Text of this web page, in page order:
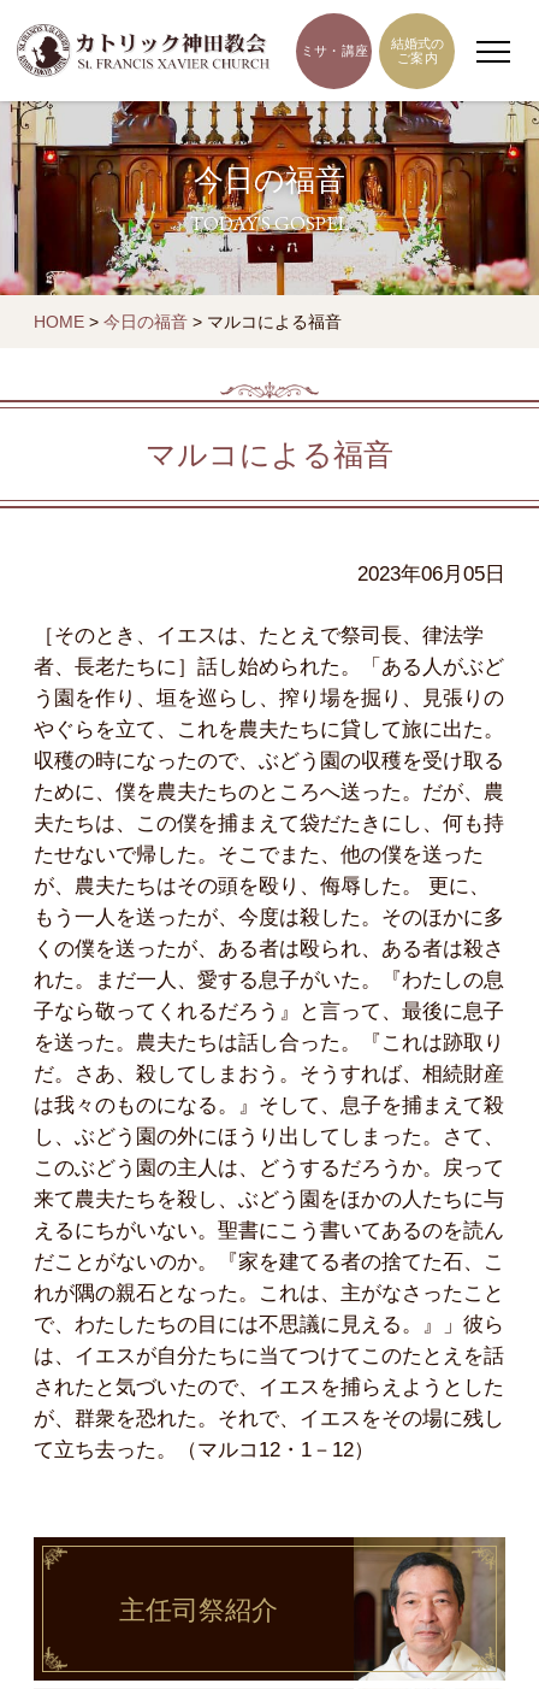
ミサ・講座
結婚式の
ご案内
今日の福音
TODAY'S GOSPEL
HOME > 今日の福音 > マルコによる福音
マルコによる福音
2023年06月05日
［そのとき、イエスは、たとえで祭司長、律法学
者、長老たちに］話し始められた。「ある人がぶど
う園を作り、垣を巡らし、搾り場を掘り、見張りの
やぐらを立て、これを農夫たちに貸して旅に出た。
収穫の時になったので、ぶどう園の収穫を受け取る
ために、僕を農夫たちのところへ送った。だが、農
夫たちは、この僕を捕まえて袋だたきにし、何も持
たせないで帰した。そこでまた、他の僕を送った
が、農夫たちはその頭を殴り、侮辱した。 更に、
もう一人を送ったが、今度は殺した。そのほかに多
くの僕を送ったが、ある者は殴られ、ある者は殺さ
れた。まだ一人、愛する息子がいた。『わたしの息
子なら敬ってくれるだろう』と言って、最後に息子
を送った。農夫たちは話し合った。『これは跡取り
だ。さあ、殺してしまおう。そうすれば、相続財産
は我々のものになる。』そして、息子を捕まえて殺
し、ぶどう園の外にほうり出してしまった。さて、
このぶどう園の主人は、どうするだろうか。戻って
来て農夫たちを殺し、ぶどう園をほかの人たちに与
えるにちがいない。聖書にこう書いてあるのを読ん
だことがないのか。『家を建てる者の捨てた石、こ
れが隅の親石となった。これは、主がなさったこと
で、わたしたちの目には不思議に見える。』」彼ら
は、イエスが自分たちに当てつけてこのたとえを話
されたと気づいたので、イエスを捕らえようとした
が、群衆を恐れた。それで、イエスをその場に残し
て立ち去った。（マルコ12・1－12）
主任司祭紹介